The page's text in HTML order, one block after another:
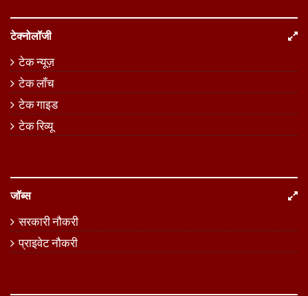
टेक्नोलॉजी
टेक न्यूज़
टेक लॉंच
टेक गाइड
टेक रिव्यू
जॉब्स
सरकारी नौकरी
प्राइवेट नौकरी